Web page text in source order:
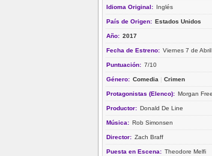
Idioma Original: Inglés
País de Origen: Estados Unidos
Año: 2017
Fecha de Estreno: Viernes 7 de
Puntuación: 7/10
Género: Comedia | Crimen
Protagonistas (Elenco): Morgan
Productor: Donald De Line
Música: Rob Simonsen
Director: Zach Braff
Puesta en Escena: Theodore Melfi